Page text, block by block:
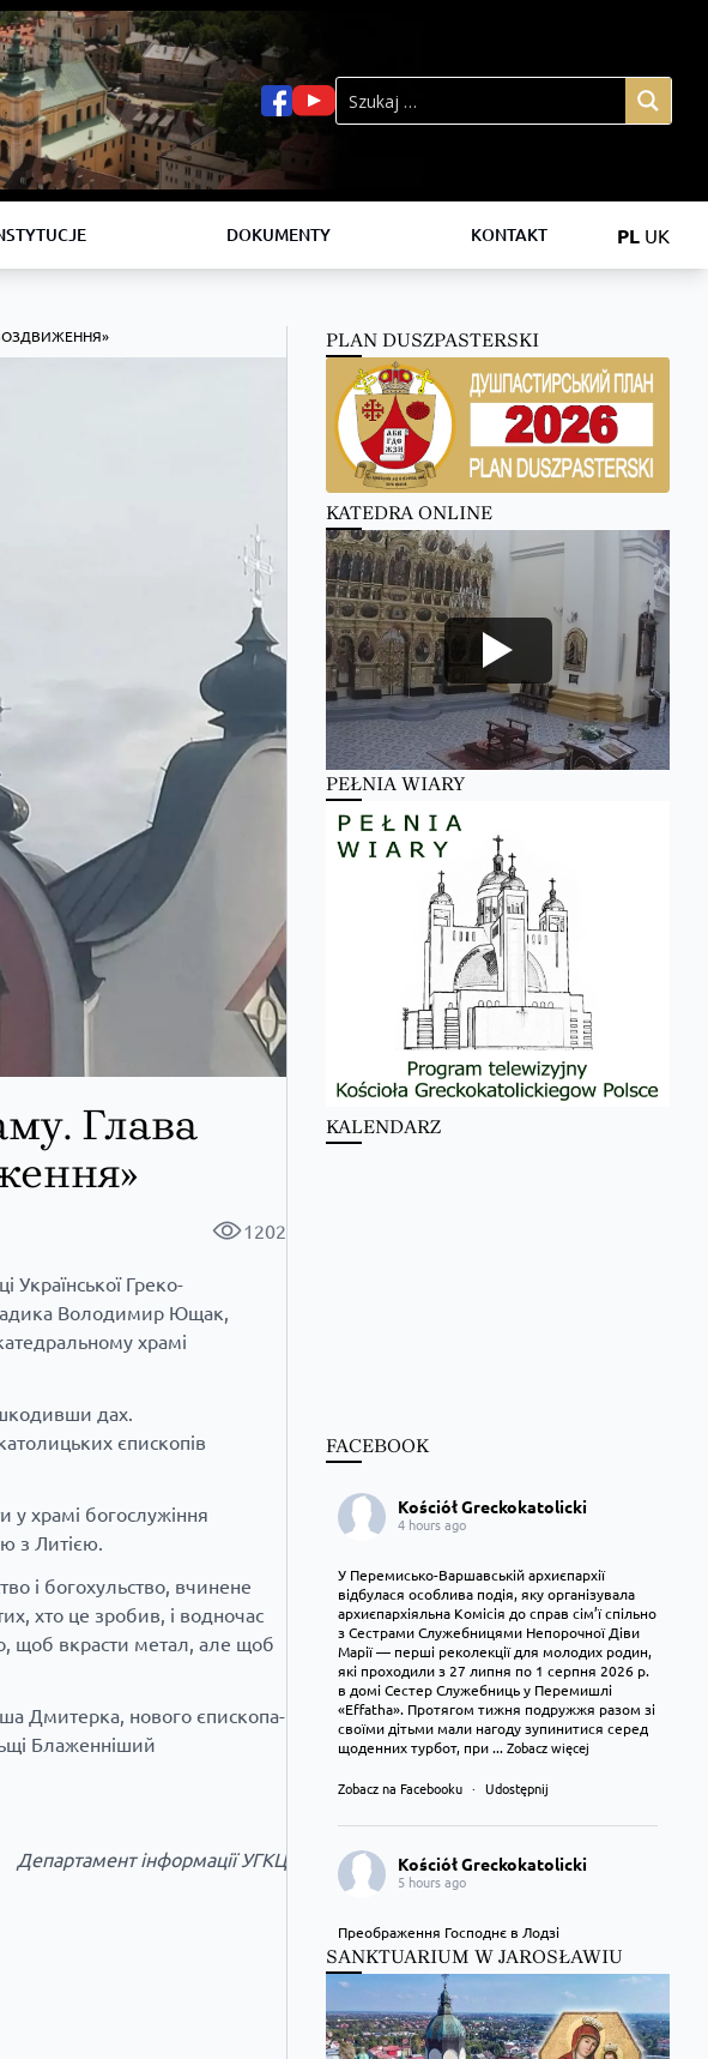
DOKUMENTY KONTAKT PL UK
Глава
1202
Української Греко-
Володимир Ющак,
храмі
дах.
єпископів
у храмі богослужіння
з Литією.
і богохульство, вчинене
хто це зробив, і водночас
щоб вкрасти метал, але щоб
Дмитерка, нового єпископа-
Блаженніший
Департамент інформації УГКЦ
PLAN DUSZPASTERSKI
KATEDRA ONLINE
PEŁNIA WIARY
KALENDARZ
FACEBOOK
Kościół Greckokatolicki
4 hours ago
У Перемисько-Варшавській архиєпархії
відбулася особлива подія, яку організувала
архиєпархіяльна Комісія до справ сім’ї спільно
з Сестрами Служебницями Непорочної Діви
Марії — перші реколекції для молодих родин,
які проходили з 27 липня по 1 серпня 2026 р.
в домі Сестер Служебниць у Перемишлі
«Effatha». Протягом тижня подружжя разом зі
своїми дітьми мали нагоду зупинитися серед
щоденних турбот, при...Zobacz więcej
Zobacz na Facebooku · Udostępnij
Kościół Greckokatolicki
5 hours ago
Преображення Господнє в Лодзі
SANKTUARIUM W JAROSŁAWIU